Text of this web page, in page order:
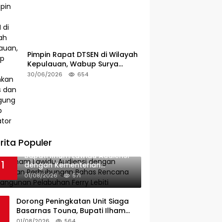
Pimpin Rapat DTSEN di Wilayah
Kepulauan, Wabup Surya
Tekankan Tugas dan
30/06/2026 654
Populer
1
Bupati Ilham Lawidu Audiensi
dengan Kementerian
Perhubungan Bahas Rencana
Pembangunan Pelabuhan
01/08/2026 571
Dorong Peningkatan Unit Siaga
Basarnas Touna, Bupati Ilham